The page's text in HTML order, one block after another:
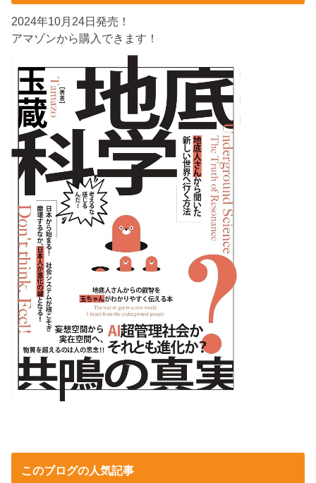
2024年10月24日発売！
アマゾンから購入できます！
このブログの人気記事